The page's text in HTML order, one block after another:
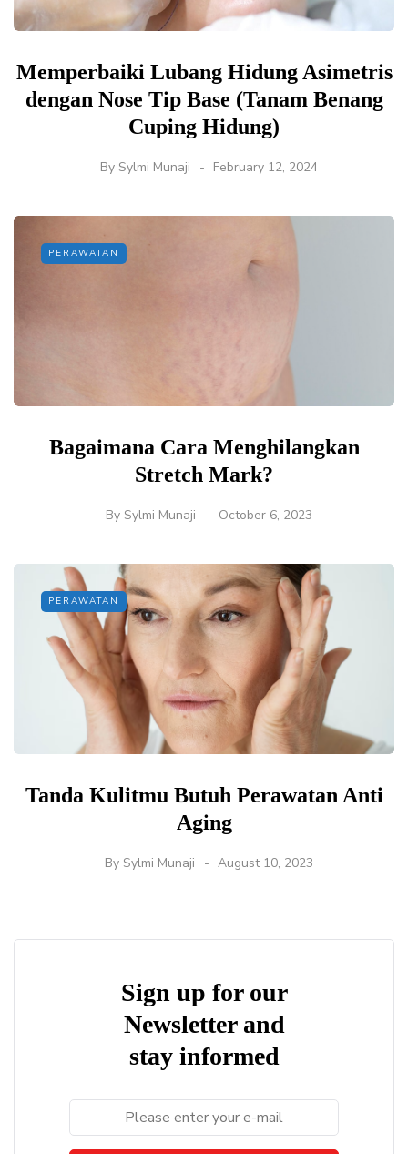
Memperbaiki Lubang Hidung Asimetris
dengan Nose Tip Base (Tanam Benang
Cuping Hidung)
By Sylmi Munaji February 12, 2024
PERAWATAN
Bagaimana Cara Menghilangkan
Stretch Mark?
By Sylmi Munaji October 6, 2023
PERAWATAN
Tanda Kulitmu Butuh Perawatan Anti
Aging
By Sylmi Munaji August 10, 2023
Sign up for our
Newsletter and
stay informed